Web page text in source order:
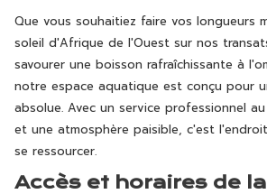
Que vous souhaitiez faire vos longueurs
soleil d'Afrique de l'Ouest sur nos
savourer une boisson rafraîchissante à
notre espace aquatique est conçu pour
absolue. Avec un service professionnel
et une atmosphère paisible, c'est
se ressourcer.
Accès et horaires de